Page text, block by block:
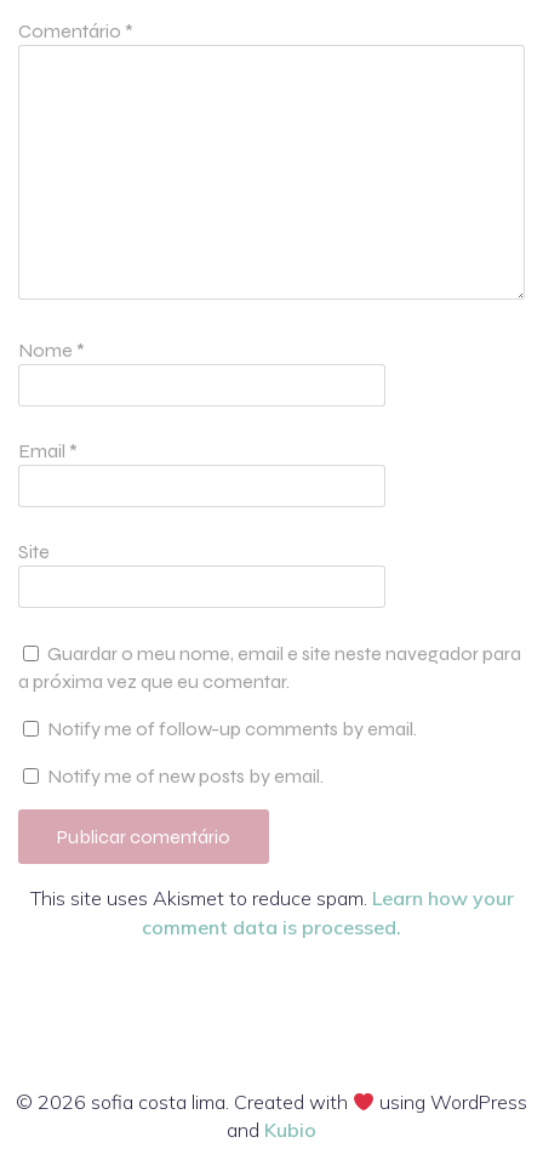
Comentário *
Nome *
Email *
Site
Guardar o meu nome, email e site neste navegador para
a próxima vez que eu comentar.
Notify me of follow-up comments by email.
Notify me of new posts by email.
This site uses Akismet to reduce spam. Learn how your
comment data is processed.
© 2026 sofia costa lima. Created with
using WordPress
and Kubio